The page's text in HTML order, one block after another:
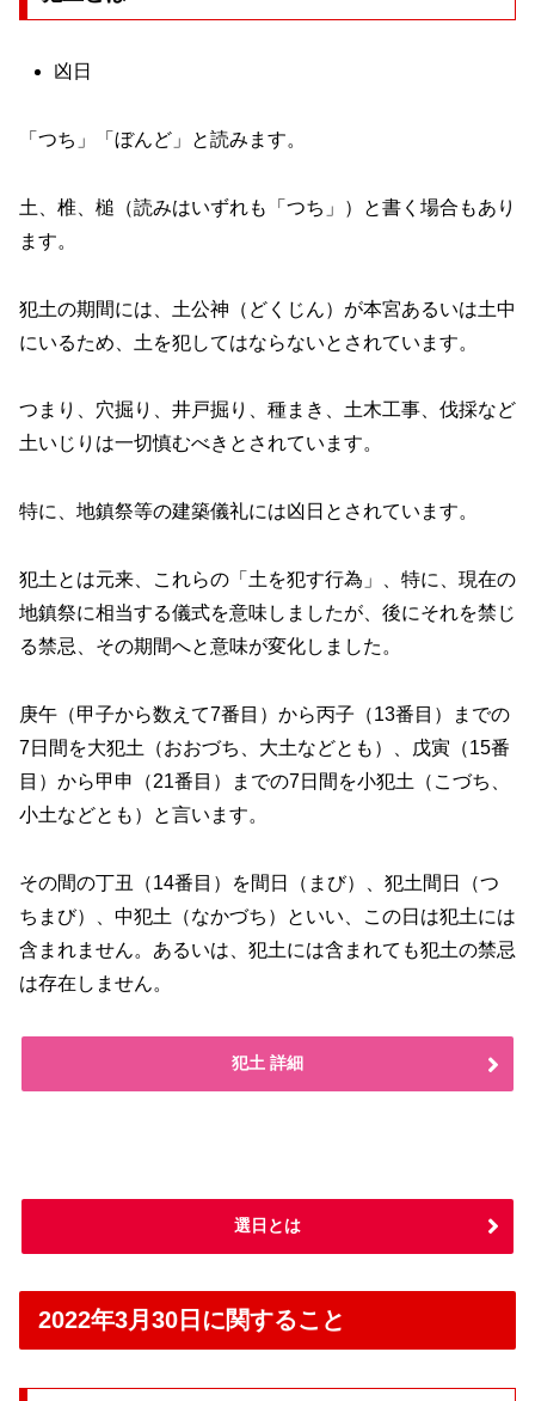
凶日
「つち」「ぼんど」と読みます。
土、椎、槌（読みはいずれも「つち」）と書く場合もあり
ます。
犯土の期間には、土公神（どくじん）が本宮あるいは土中
にいるため、土を犯してはならないとされています。
つまり、穴掘り、井戸掘り、種まき、土木工事、伐採など
土いじりは一切慎むべきとされています。
特に、地鎮祭等の建築儀礼には凶日とされています。
犯土とは元来、これらの「土を犯す行為」、特に、現在の
地鎮祭に相当する儀式を意味しましたが、後にそれを禁じ
る禁忌、その期間へと意味が変化しました。
庚午（甲子から数えて7番目）から丙子（13番目）までの
7日間を大犯土（おおづち、大土などとも）、戊寅（15番
目）から甲申（21番目）までの7日間を小犯土（こづち、
小土などとも）と言います。
その間の丁丑（14番目）を間日（まび）、犯土間日（つ
ちまび）、中犯土（なかづち）といい、この日は犯土には
含まれません。あるいは、犯土には含まれても犯土の禁忌
は存在しません。
犯土 詳細
選日とは
2022年3月30日に関すること